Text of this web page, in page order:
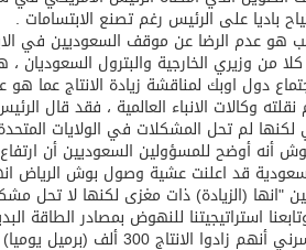
اتفاقية تطوير مصانع جاهزة
باديا على الرئيس رغم تصنع الابتسامات .
هو عدم الرضا عن موقف السعوديين في
من وزيري الخارجية والبترول السعوديان
دول اوبك لمناقشة زيادة الانتاج عما هو
وكالات الانباء العالمية ، فقد قال
لم تحل المشكلات في الولايات
أنه أوضح للمسؤولين السعوديين أن
قد اعلنت عشية وصول بوش الرياض انها قد زادت انتاجها ب 300
"انها (الزيادة) ذات مغزى لكنها لا تحل
استراتيجيتنا للنهوض بمصادر الطاقة
وقال "يسرني أنهم